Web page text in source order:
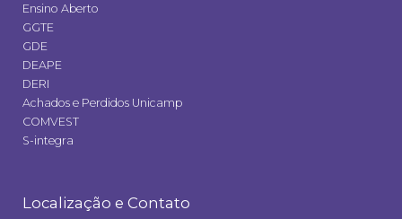
Ensino Aberto
GGTE
GDE
DEAPE
DERI
Achados e Perdidos Unicamp
COMVEST
S-integra
Localização e Contato